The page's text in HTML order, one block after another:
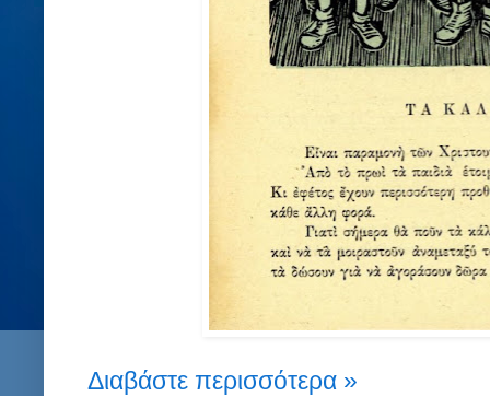
Διαβάστε περισσότερα »